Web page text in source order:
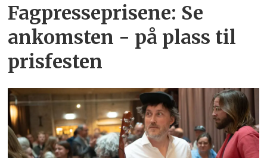
Fagpresseprisene: Se
ankomsten - på plass til
prisfesten